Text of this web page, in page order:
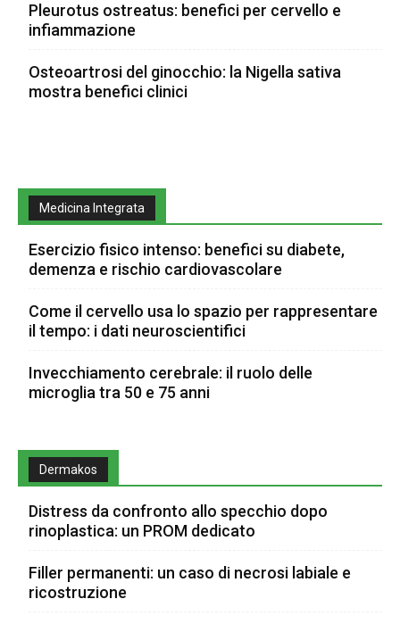
Pleurotus ostreatus: benefici per cervello e
infiammazione
Osteoartrosi del ginocchio: la Nigella sativa
mostra benefici clinici
Medicina Integrata
Esercizio fisico intenso: benefici su diabete,
demenza e rischio cardiovascolare
Come il cervello usa lo spazio per rappresentare
il tempo: i dati neuroscientifici
Invecchiamento cerebrale: il ruolo delle
microglia tra 50 e 75 anni
Dermakos
Distress da confronto allo specchio dopo
rinoplastica: un PROM dedicato
Filler permanenti: un caso di necrosi labiale e
ricostruzione